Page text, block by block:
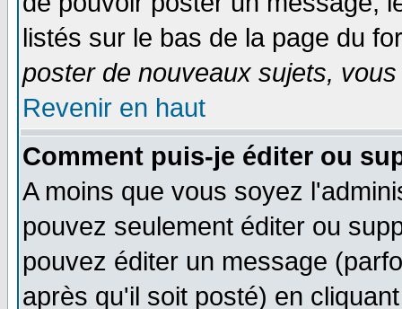
listés sur le bas de la page du
poster de nouveaux sujets,
Revenir en haut
Comment puis-je éditer ou
A moins que vous soyez
pouvez seulement éditer ou
pouvez éditer un message
après qu'il soit posté) en